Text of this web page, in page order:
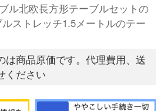
ル北欧長方形テーブルセットの
ストレッチ1.5メートルのテー
は商品原価です。代理費用、送
ください